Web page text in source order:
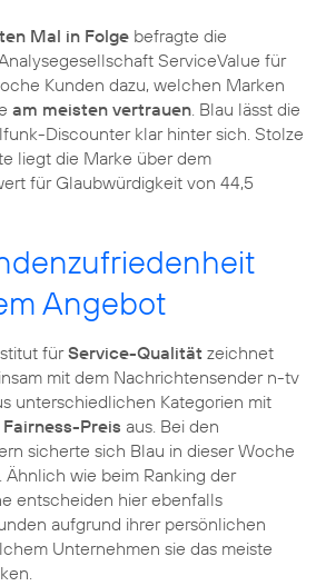
Mal in Folge befragte die
ServiceValue für
Kunden dazu, welchen Marken
am meisten vertrauen. Blau lässt die
Discounter klar hinter sich. Stolze
liegt die Marke über dem
für Glaubwürdigkeit von 44,5
Angebot
fürService-Qualität zeichnet
mit dem Nachrichtensender n-tv
unterschiedlichen Kategorien mit
Preis aus. Bei den
sicherte sich Blau in dieser Woche
. Ähnlich wie beim Ranking der
entscheiden hier ebenfalls
aufgrund ihrer persönlichen
Unternehmen sie das meiste